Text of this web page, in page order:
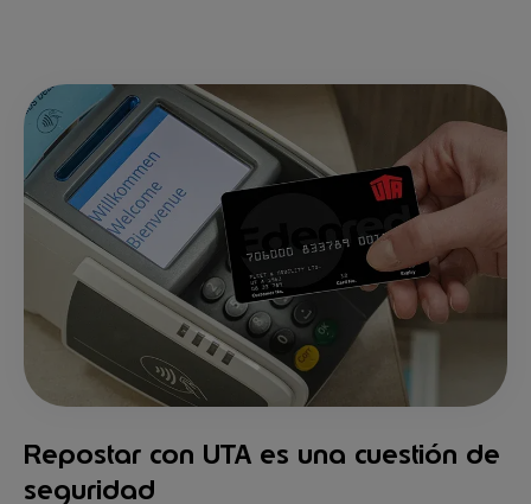
Repostar con UTA es una cuestión de
seguridad